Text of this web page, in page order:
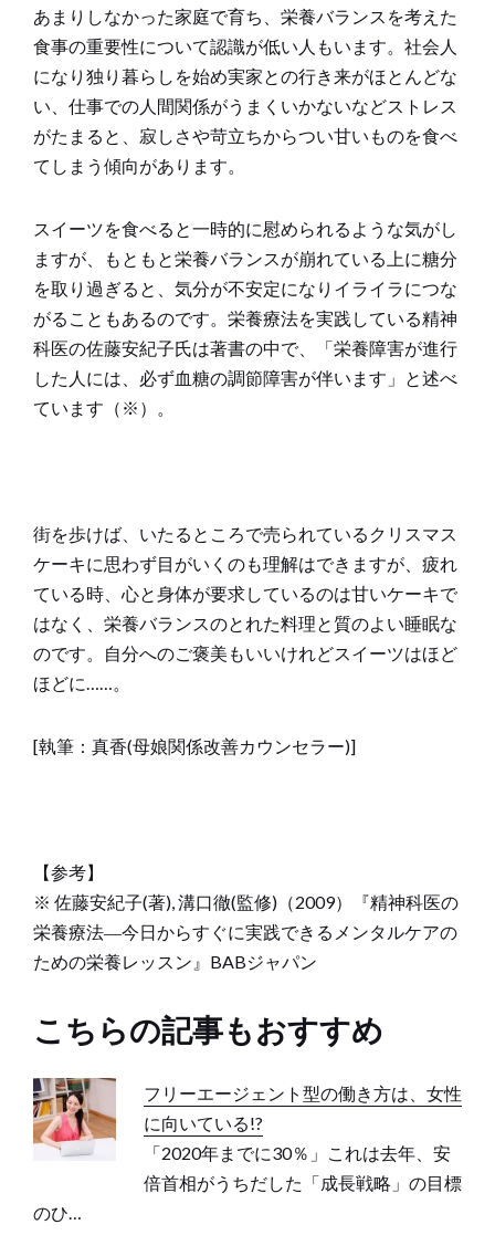
あまりしなかった家庭で育ち、栄養バランスを考えた
食事の重要性について認識が低い人もいます。社会人
になり独り暮らしを始め実家との行き来がほとんどな
い、仕事での人間関係がうまくいかないなどストレス
がたまると、寂しさや苛立ちからつい甘いものを食べ
てしまう傾向があります。
スイーツを食べると一時的に慰められるような気がし
ますが、もともと栄養バランスが崩れている上に糖分
を取り過ぎると、気分が不安定になりイライラにつな
がることもあるのです。栄養療法を実践している精神
科医の佐藤安紀子氏は著書の中で、「栄養障害が進行
した人には、必ず血糖の調節障害が伴います」と述べ
ています（※）。
街を歩けば、いたるところで売られているクリスマス
ケーキに思わず目がいくのも理解はできますが、疲れ
ている時、心と身体が要求しているのは甘いケーキで
はなく、栄養バランスのとれた料理と質のよい睡眠な
のです。自分へのご褒美もいいけれどスイーツはほど
ほどに……。
[執筆：真香(母娘関係改善カウンセラー)]
【参考】
※ 佐藤安紀子(著), 溝口徹(監修)（2009）『精神科医の
栄養療法―今日からすぐに実践できるメンタルケアの
ための栄養レッスン』BABジャパン
こちらの記事もおすすめ
フリーエージェント型の働き方は、女性
に向いている!?
「2020年までに30％」これは去年、安
倍首相がうちだした「成長戦略」の目標
のひ…